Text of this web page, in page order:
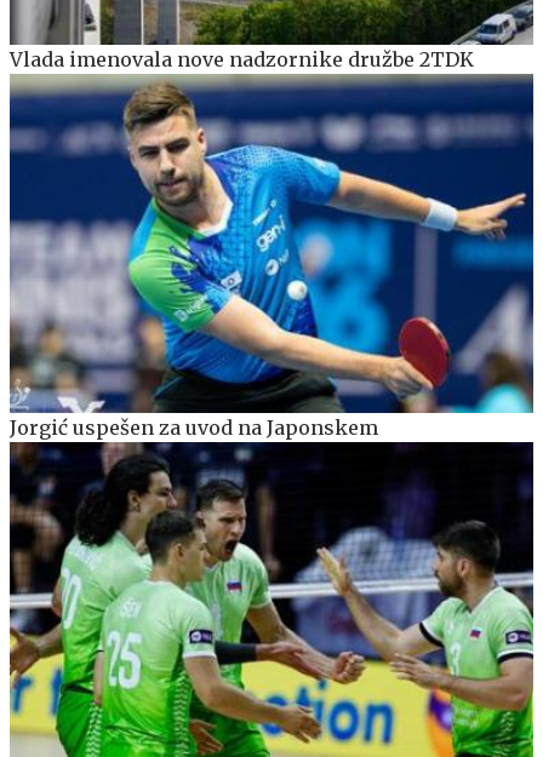
Vlada imenovala nove nadzornike družbe 2TDK
Jorgić uspešen za uvod na Japonskem